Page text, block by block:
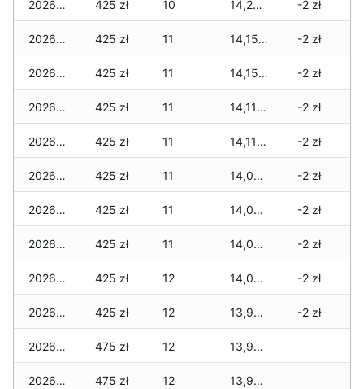
2026-05-12 425 zł 10 14,275 zł -2 zł
2026-05-09 425 zł 11 14,150 zł -2 zł
2026-05-08 425 zł 11 14,150 zł -2 zł
2026-05-07 425 zł 11 14,115 zł -2 zł
2026-05-06 425 zł 11 14,115 zł -2 zł
2026-05-05 425 zł 11 14,080 zł -2 zł
2026-05-04 425 zł 11 14,080 zł -2 zł
2026-05-03 425 zł 11 14,080 zł -2 zł
2026-05-02 425 zł 12 14,080 zł -2 zł
2026-05-01 425 zł 12 13,980 zł -2 zł
2026-04-30 475 zł 12 13,980 zł
2026-04-29 475 zł 12 13,980 zł